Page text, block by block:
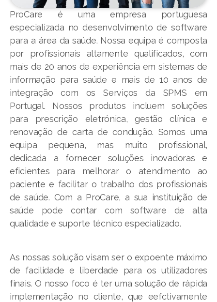
ProCare é uma empresa portuguesa
especializada no desenvolvimento de software
para a área da saúde. Nossa equipa é composta
por profissionais altamente qualificados, com
mais de 20 anos de experiência em sistemas de
informação para saúde e mais de 10 anos de
integração com os Serviços da SPMS em
Portugal. Nossos produtos incluem soluções
para prescrição eletrónica, gestão clínica e
renovação de carta de condução. Somos uma
equipa pequena, mas muito profissional,
dedicada a fornecer soluções inovadoras e
eficientes para melhorar o atendimento ao
paciente e facilitar o trabalho dos profissionais
de saúde. Com a ProCare, a sua instituição de
saúde pode contar com software de alta
qualidade e suporte técnico especializado.
As nossas solução visam ser o expoente máximo
de facilidade e liberdade para os utilizadores
finais. O nosso foco é ter uma solução de rápida
implementação no cliente, que eefctivamente